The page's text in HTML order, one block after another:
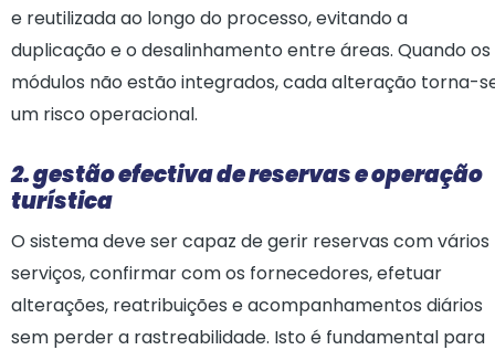
e reutilizada ao longo do processo, evitando a
duplicação e o desalinhamento entre áreas. Quando os
módulos não estão integrados, cada alteração torna-
um risco operacional.
2. gestão efectiva de reservas e operação
turística
O sistema deve ser capaz de gerir reservas com vários
serviços, confirmar com os fornecedores, efetuar
alterações, reatribuições e acompanhamentos diários
sem perder a rastreabilidade. Isto é fundamental para